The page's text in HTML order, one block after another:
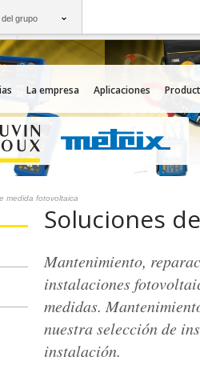
grupo
Empresas
Una oferta a su servicio
La empresa Aplicaciones
medida fotovoltaica
Soluciones
Mantenimiento,
instalaciones
medidas.
nuestra selección de
instalación.